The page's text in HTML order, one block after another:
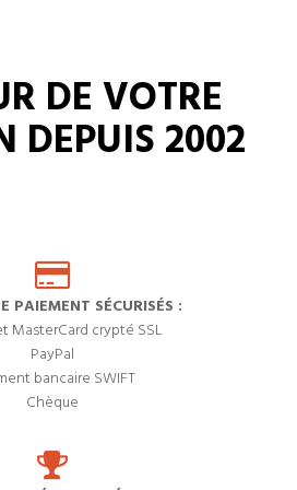
DE VOTRE
DEPUIS 2002
PAIEMENT SÉCURISÉS :
MasterCard crypté SSL
PayPal
bancaire SWIFT
Chèque